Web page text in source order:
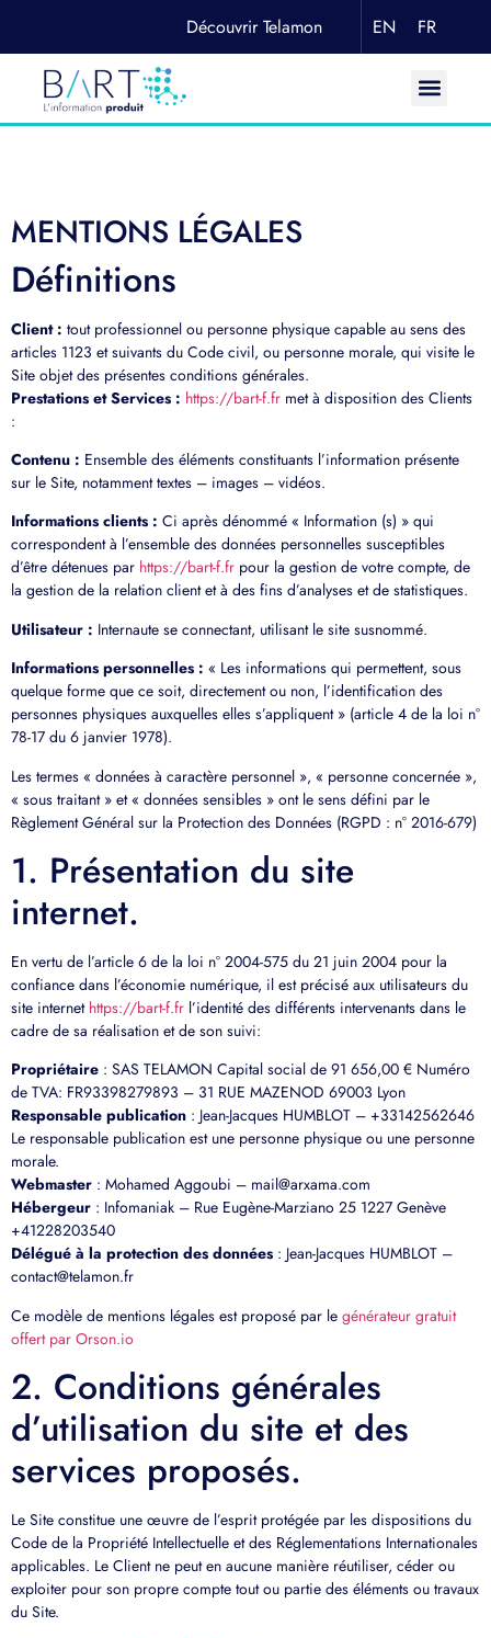
Découvrir Telamon EN FR
MENTIONS LÉGALES
Définitions
Client : tout professionnel ou personne physique capable au sens des
articles 1123 et suivants du Code civil, ou personne morale, qui visite le
Site objet des présentes conditions générales.
Prestations et Services : https://bart-f.fr met à disposition des Clients
:
Contenu : Ensemble des éléments constituants l’information présente
sur le Site, notamment textes – images – vidéos.
Informations clients : Ci après dénommé « Information (s) » qui
correspondent à l’ensemble des données personnelles susceptibles
d’être détenues par https://bart-f.fr pour la gestion de votre compte, de
la gestion de la relation client et à des fins d’analyses et de statistiques.
Utilisateur : Internaute se connectant, utilisant le site susnommé.
Informations personnelles : « Les informations qui permettent, sous
quelque forme que ce soit, directement ou non, l’identification des
personnes physiques auxquelles elles s’appliquent » (article 4 de la loi n°
78-17 du 6 janvier 1978).
Les termes « données à caractère personnel », « personne concernée »,
« sous traitant » et « données sensibles » ont le sens défini par le
Règlement Général sur la Protection des Données (RGPD : n° 2016-679)
1. Présentation du site
internet.
En vertu de l’article 6 de la loi n° 2004-575 du 21 juin 2004 pour la
confiance dans l’économie numérique, il est précisé aux utilisateurs du
site internet https://bart-f.fr l’identité des différents intervenants dans le
cadre de sa réalisation et de son suivi:
Propriétaire : SAS TELAMON Capital social de 91 656,00 € Numéro
de TVA: FR93398279893 – 31 RUE MAZENOD 69003 Lyon
Responsable publication : Jean-Jacques HUMBLOT – +33142562646
Le responsable publication est une personne physique ou une personne
morale.
Webmaster : Mohamed Aggoubi – mail@arxama.com
Hébergeur : Infomaniak – Rue Eugène-Marziano 25 1227 Genève
+41228203540
Délégué à la protection des données : Jean-Jacques HUMBLOT –
contact@telamon.fr
Ce modèle de mentions légales est proposé par le générateur gratuit
offert par Orson.io
2. Conditions générales
d’utilisation du site et des
services proposés.
Le Site constitue une œuvre de l’esprit protégée par les dispositions du
Code de la Propriété Intellectuelle et des Réglementations Internationales
applicables. Le Client ne peut en aucune manière réutiliser, céder ou
exploiter pour son propre compte tout ou partie des éléments ou travaux
du Site.